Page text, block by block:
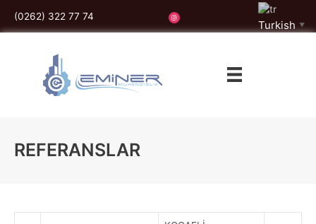
atla(0262) 322 77 74
Turkish ▼
REFERANSLAR